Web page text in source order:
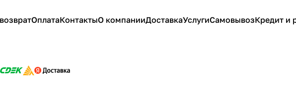
ОплатаКонтактыО компанииДоставкаУслугиСамовывозКредит и